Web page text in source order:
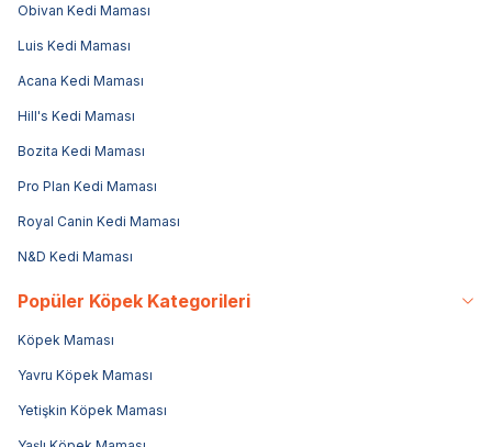
Obivan Kedi Maması
Luis Kedi Maması
Acana Kedi Maması
Hill's Kedi Maması
Bozita Kedi Maması
Pro Plan Kedi Maması
Royal Canin Kedi Maması
N&D Kedi Maması
Popüler Köpek Kategorileri
Köpek Maması
Yavru Köpek Maması
Yetişkin Köpek Maması